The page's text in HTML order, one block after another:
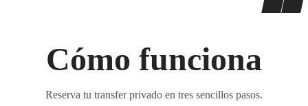
Cómo funciona
Reserva tu transfer privado en tres sencillos pasos.